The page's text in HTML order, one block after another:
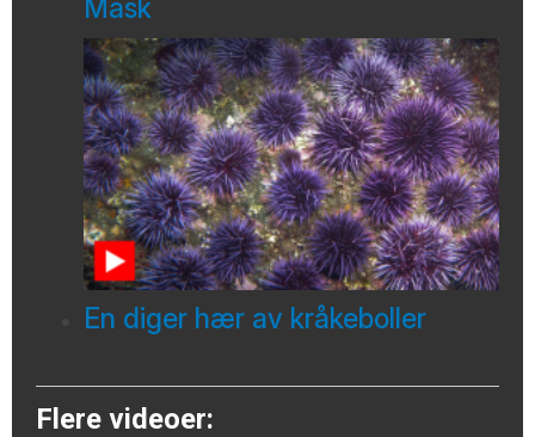
Mask
En diger hær av kråkeboller
Flere videoer: